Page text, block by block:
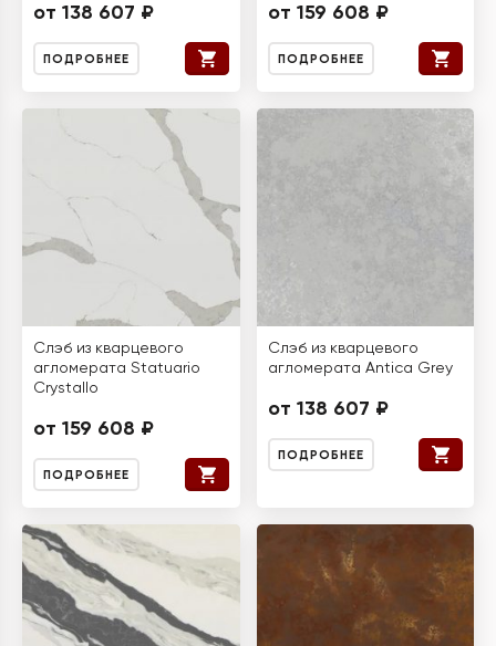
от 138 607 ₽
ПОДРОБНЕЕ
от 159 608 ₽
ПОДРОБНЕЕ
Слэб из кварцевого
агломерата Statuario
Crystallo
от 159 608 ₽
ПОДРОБНЕЕ
Слэб из кварцевого
агломерата Antica Grey
от 138 607 ₽
ПОДРОБНЕЕ